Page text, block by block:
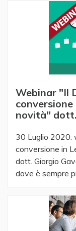
Webinar "Il
novità"
30 Luglio 2020:
conversione in
dott. Giorgio
dove è sempre